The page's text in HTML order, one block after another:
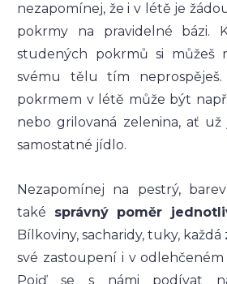
nezapomínej, že i v létě je
pokrmy na pravidelné bázi.
studených pokrmů si můžeš
svému tělu tím
pokrmem v létě může být
nebo grilovaná zelenina, ať
samostatné jídlo.
Nezapomínej na pestrý,
také správný poměr
Bílkoviny, sacharidy, tuky,
své zastoupení i v
Pojď se s námi podívat